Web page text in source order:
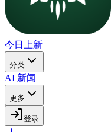
今日上新
分类
AI 新闻
更多
登录